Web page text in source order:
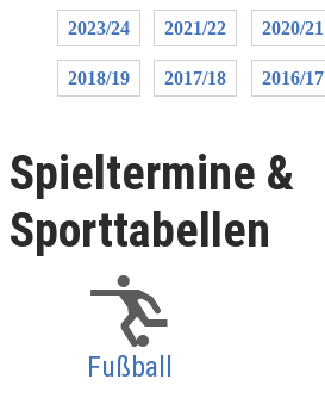
2023/24 2021/22 2020/21
2018/19 2017/18 2016/17
Spieltermine &
Sporttabellen
Fußball